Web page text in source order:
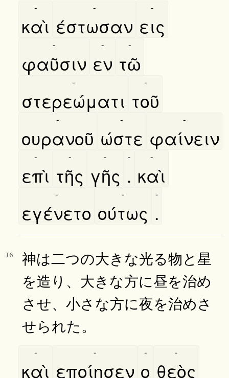
καὶ
-
έστωσαν
-
εις
-
φαῦσιν
-
εν
-
τῶ
-
στερεώματι
-
τοῦ
-
ουρανοῦ
-
ώστε
-
φαίνειν
-
επὶ
-
τῆς
-
γῆς
-
.
-
καὶ
-
εγένετο
-
ούτως
-
.
-
16
神は二つの大きな光る物と星
を造り、大きな方に昼を治め
させ、小さな方に夜を治めさ
せられた。
καὶ
-
εποίησεν
-
ο
-
θεὸς
-